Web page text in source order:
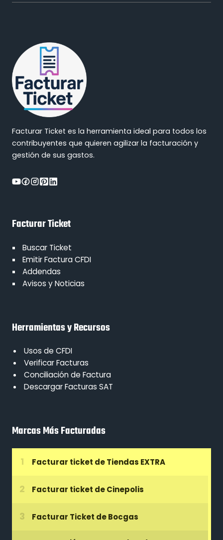
Facturar Ticket es la herramienta ideal para todos los
contribuyentes que quieren agilizar la facturación y
gestión de sus gastos.
Facturar Ticket
Buscar Ticket
Emitir Factura CFDI
Addendas
Avisos y Noticias
Herramientas y Recursos
Usos de CFDI
Verificar Facturas
Conciliación de Factura
Descargar Facturas SAT
Marcas Más Facturadas